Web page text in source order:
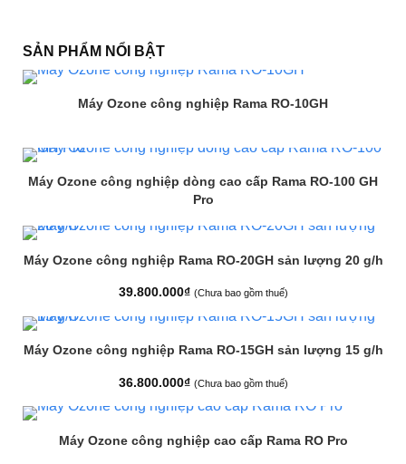
SẢN PHẨM NỔI BẬT
Máy Ozone công nghiệp Rama RO-10GH
Máy Ozone công nghiệp dòng cao cấp Rama RO-100 GH
Pro
Máy Ozone công nghiệp Rama RO-20GH sản lượng 20 g/h
39.800.000₫ (Chưa bao gồm thuế)
Máy Ozone công nghiệp Rama RO-15GH sản lượng 15 g/h
36.800.000₫ (Chưa bao gồm thuế)
Máy Ozone công nghiệp cao cấp Rama RO Pro